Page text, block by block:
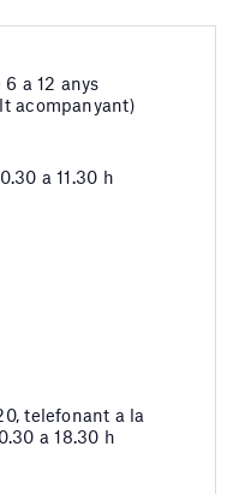
a 12 anys
acompanyant)
a 11.30 h
telefonant a la
a 18.30 h